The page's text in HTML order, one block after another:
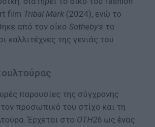
film Tribal Mark (2024), ενώ το
από τον οίκο Sotheby's το
καλλιτέχνες της γενιάς του
παρουσίες της σύγχρονης
προσωπικό του στίχο και τη
Έρχεται στο OTH26 ως ένας